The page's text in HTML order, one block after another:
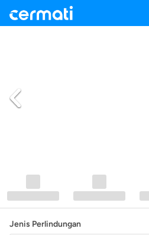
Jenis Perlindungan